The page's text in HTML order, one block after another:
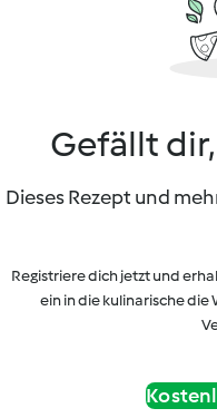
Gefällt
Dieses Rezept und
Registriere dich jetzt und
ein in die kulinarische